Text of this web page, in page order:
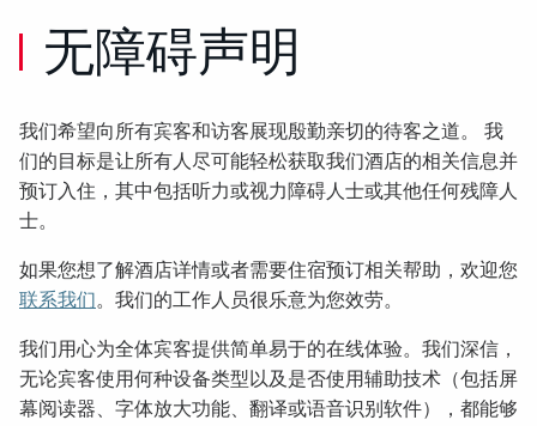
无障碍声明
我们希望向所有宾客和访客展现殷勤亲切的待客之道。 我
们的目标是让所有人尽可能轻松获取我们酒店的相关信息并
预订入住，其中包括听力或视力障碍人士或其他任何残障人
士。
如果您想了解酒店详情或者需要住宿预订相关帮助，欢迎您
联系我们。我们的工作人员很乐意为您效劳。
我们用心为全体宾客提供简单易于的在线体验。我们深信，
无论宾客使用何种设备类型以及是否使用辅助技术（包括屏
幕阅读器、字体放大功能、翻译或语音识别软件），都能够